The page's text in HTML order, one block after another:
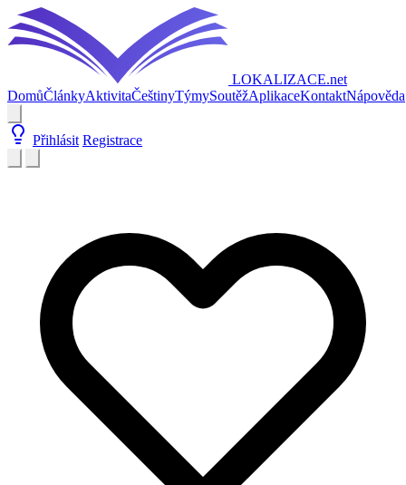
LOKALIZACE.net
DomůČlánkyAktivitaČeštinyTýmySoutěžAplikaceKontaktNápověda
Přihlásit Registrace